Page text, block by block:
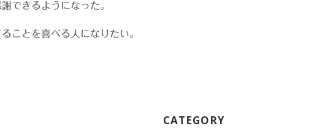
できるようになった。
ことを喜べる人になりたい。
CATEGORY